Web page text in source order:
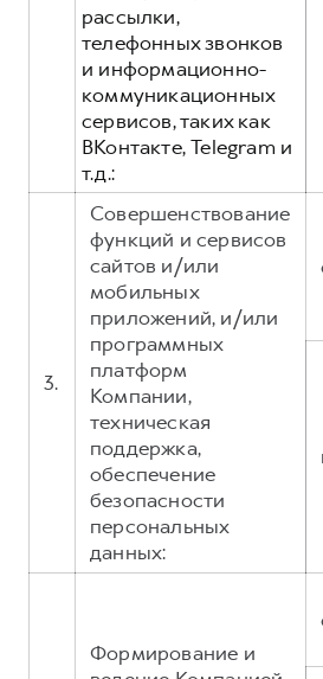
рассылки,
телефонных звонков
и информационно-
коммуникационных
сервисов, таких как
ВКонтакте, Telegram и
т.д.:
3.
Совершенствование
функций и сервисов
сайтов и/или
мобильных
приложений, и/или
программных
платформ
Компании,
техническая
поддержка,
обеспечение
безопасности
персональных
данных:
Формирование и